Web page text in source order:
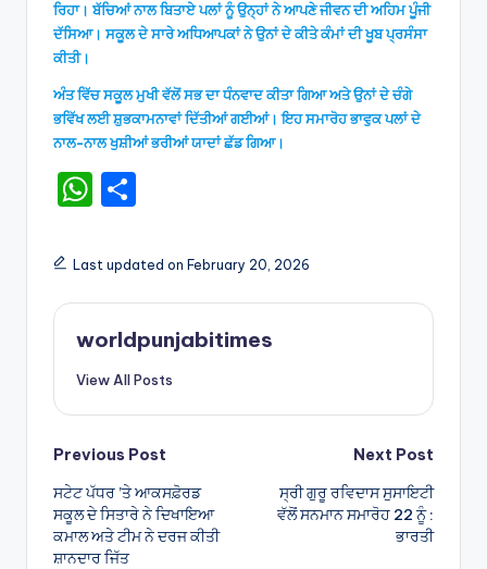
ਰਿਹਾ। ਬੱਚਿਆਂ ਨਾਲ ਬਿਤਾਏ ਪਲਾਂ ਨੂੰ ਉਨ੍ਹਾਂ ਨੇ ਆਪਣੇ ਜੀਵਨ ਦੀ ਅਹਿਮ ਪੂੰਜੀ
ਦੱਸਿਆ। ਸਕੂਲ ਦੇ ਸਾਰੇ ਅਧਿਆਪਕਾਂ ਨੇ ਉਨਾਂ ਦੇ ਕੀਤੇ ਕੰਮਾਂ ਦੀ ਖੂਬ ਪ੍ਰਸੰਸਾ
ਕੀਤੀ।
ਅੰਤ ਵਿੱਚ ਸਕੂਲ ਮੁਖੀ ਵੱਲੋਂ ਸਭ ਦਾ ਧੰਨਵਾਦ ਕੀਤਾ ਗਿਆ ਅਤੇ ਉਨਾਂ ਦੇ ਚੰਗੇ
ਭਵਿੱਖ ਲਈ ਸ਼ੁਭਕਾਮਨਾਵਾਂ ਦਿੱਤੀਆਂ ਗਈਆਂ। ਇਹ ਸਮਾਰੋਹ ਭਾਵੁਕ ਪਲਾਂ ਦੇ
ਨਾਲ-ਨਾਲ ਖੁਸ਼ੀਆਂ ਭਰੀਆਂ ਯਾਦਾਂ ਛੱਡ ਗਿਆ।
W
a
ts
A
p
ar
e
Last updated on February 20, 2026
worldpunjabitimes
View All Posts
Post
navigation
Previous Post
ਸਟੇਟ ਪੱਧਰ ’ਤੇ ਆਕਸਫ਼ੋਰਡ
ਸਕੂਲ ਦੇ ਸਿਤਾਰੇ ਨੇ ਦਿਖਾਇਆ
ਕਮਾਲ ਅਤੇ ਟੀਮ ਨੇ ਦਰਜ ਕੀਤੀ
ਸ਼ਾਨਦਾਰ ਜਿੱਤ
Next Post
ਸ੍ਰੀ ਗੁਰੂ ਰਵਿਦਾਸ ਸੁਸਾਇਟੀ
ਵੱਲੋਂ ਸਨਮਾਨ ਸਮਾਰੋਹ 22 ਨੂੰ :
ਭਾਰਤੀ